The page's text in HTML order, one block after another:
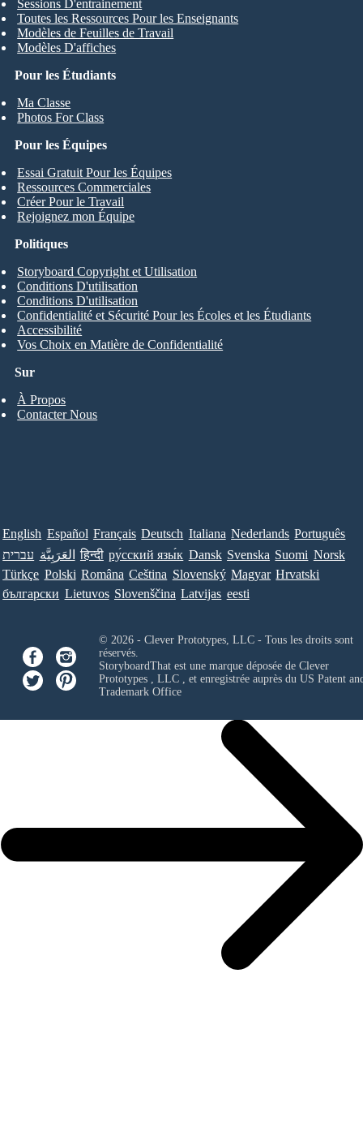
Pour les Étudiants
Ma Classe
Photos For Class
Sessions D'entrainement
Toutes les Ressources Pour les Enseignants
Modèles de Feuilles de Travail
Modèles D'affiches
Pour les Équipes
Essai Gratuit Pour les Équipes
Ressources Commerciales
Créer Pour le Travail
Rejoignez mon Équipe
Sur
À Propos
Contacter Nous
Politiques
Storyboard Copyright et Utilisation
Conditions D'utilisation
Conditions D'utilisation
Confidentialité et Sécurité Pour les Écoles et les Étudiants
Accessibilité
Vos Choix en Matière de Confidentialité
English Español Français Deutsch Italiana Nederlands Português
עברית العَرَبِيَّة हिन्दी ру́сский язы́к Dansk Svenska Suomi Norsk
Türkçe Polski Româna Ceština Slovenský Magyar Hrvatski
български Lietuvos Slovenščina Latvijas eesti
© 2026 - Clever Prototypes, LLC - Tous les droits sont
réservés.
StoryboardThat est une marque déposée de Clever
Prototypes , LLC, et enregistrée auprès du US Patent
Trademark Office